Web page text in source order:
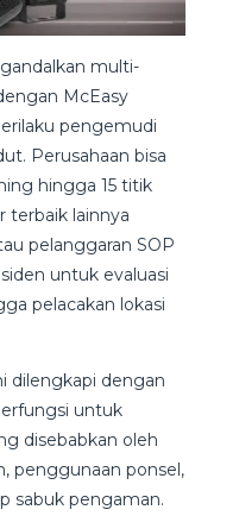
multi-
McEasy
pengemudi
Perusahaan bisa
hingga 15 titik
terbaik lainnya
pelanggaran SOP
untuk evaluasi
pelacakan lokasi
dilengkapi dengan
untuk
disebabkan oleh
penggunaan ponsel,
sabuk pengaman.